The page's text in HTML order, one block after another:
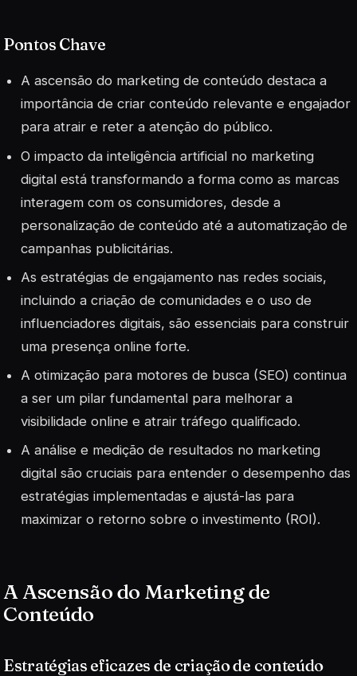
Pontos Chave
A ascensão do marketing de conteúdo destaca a
importância de criar conteúdo relevante e engajador
para atrair e reter a atenção do público.
O impacto da inteligência artificial no marketing
digital está transformando a forma como as marcas
interagem com os consumidores, desde a
personalização de conteúdo até a automatização de
campanhas publicitárias.
As estratégias de engajamento nas redes sociais,
incluindo a criação de comunidades e o uso de
influenciadores digitais, são essenciais para construir
uma presença online forte.
A otimização para motores de busca (SEO) continua
a ser um pilar fundamental para melhorar a
visibilidade online e atrair tráfego qualificado.
A análise e medição de resultados no marketing
digital são cruciais para entender o desempenho das
estratégias implementadas e ajustá-las para
maximizar o retorno sobre o investimento (ROI).
A Ascensão do Marketing de
Conteúdo
Estratégias eficazes de criação de conteúdo